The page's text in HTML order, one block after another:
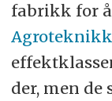
fabrikk for
Agroteknikk
der, men de